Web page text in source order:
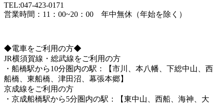
TEL:047-423-0171
営業時間：11：00~20：00 年中無休（年始を除く）
◆電車をご利用の方◆
JR横須賀線・総武線をご利用の方
・船橋駅から10分圏内の駅：【市川、本八幡、下総中山、西
船橋、東船橋、津田沼、幕張本郷】
京成線をご利用の方
・京成船橋駅から5分圏内の駅：【東中山、西船、海神、大